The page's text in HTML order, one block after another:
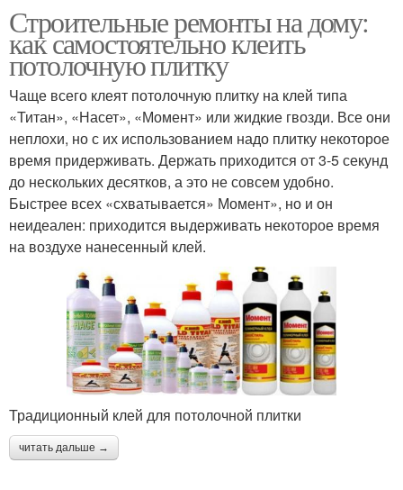
Строительные ремонты на дому:
как самостоятельно клеить
потолочную плитку
Чаще всего клеят потолочную плитку на клей типа
«Титан», «Насет», «Момент» или жидкие гвозди. Все они
неплохи, но с их использованием надо плитку некоторое
время придерживать. Держать приходится от 3-5 секунд
до нескольких десятков, а это не совсем удобно.
Быстрее всех «схватывается» Момент», но и он
неидеален: приходится выдерживать некоторое время
на воздухе нанесенный клей.
Традиционный клей для потолочной плитки
читать дальше →